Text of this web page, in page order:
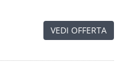
VEDI OFFERTA